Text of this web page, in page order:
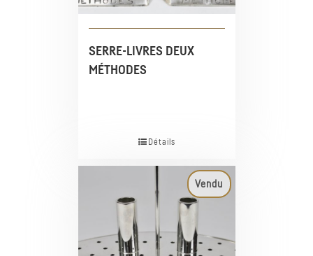
SERRE-LIVRES DEUX
MÉTHODES
Détails
Vendu